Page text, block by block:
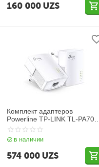
160 000 UZS
Комплект адаптеров
Powerline TP-LINK TL-PA7017
KIT
в наличии
574 000 UZS